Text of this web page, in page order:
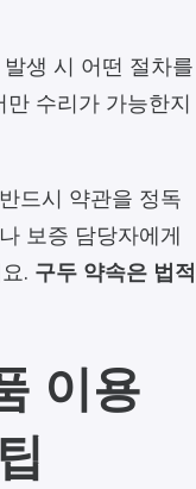
생 시 어떤 절차를
수리가 가능한지
드시 약관을 정독
보증 담당자에게
. 구두 약속은 법적
이용